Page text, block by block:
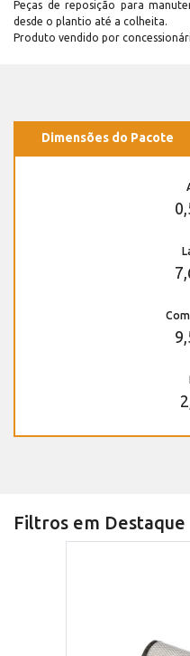
Peças de reposição para
desde o plantio até a colheita.
Produto vendido por
Dimensões do Pacote
Filtros em Destaque